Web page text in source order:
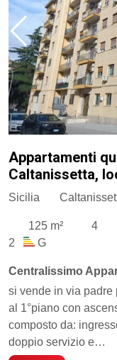
Appartamenti
Caltanissetta,
Sicilia
125 m² 4
2
G
Centralissimo
si vende in via padre
al 1°piano con
composto da:
doppio servizio e…